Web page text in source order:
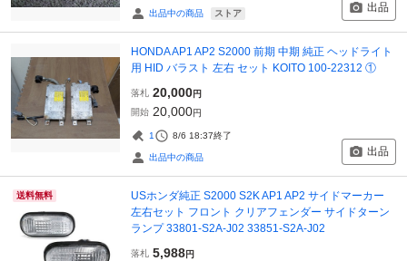
出品中の商品 ストア 出品
HONDA AP1 AP2 S2000 前期 中期 純正 ヘッドライト
用 HID バラスト 左右 セット KOITO 100-22312 ①
落札 20,000円
開始 20,000円
1 8/6 18:37終了
出品中の商品 出品
送料無料
USホンダ純正 S2000 S2K AP1 AP2 サイドマーカー
左右セット フロント クリアフェンダー サイドターン
ランプ 33801-S2A-J02 33851-S2A-J02
落札 5,988円